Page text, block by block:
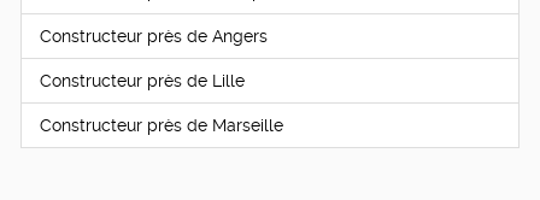
Constructeur près de Angers
Constructeur près de Lille
Constructeur près de Marseille